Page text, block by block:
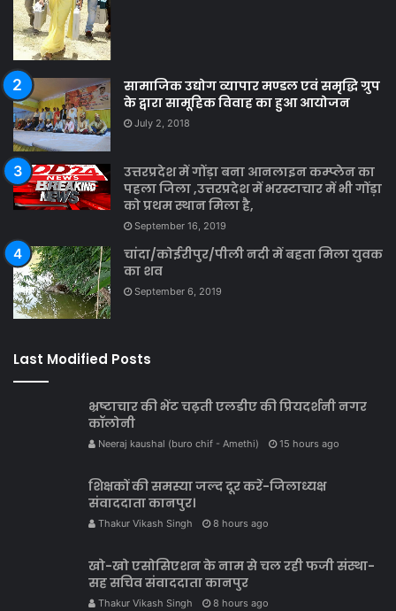
सामाजिक उद्योग व्यापार मण्डल एवं समृद्धि ग्रुप
के द्वारा सामूहिक विवाह का हुआ आयोजन
July 2, 2018
उत्तरप्रदेश में गोंड़ा बना आनलाइन कम्प्लेन का
पहला जिला ,उत्तरप्रदेश में भरस्टाचार में भी गोंड़ा
को प्रथम स्थान मिला है,
September 16, 2019
चांदा/कोईरीपुर/पीली नदी में बहता मिला युवक
का शव
September 6, 2019
Last Modified Posts
भ्रष्टाचार की भेंट चढ़ती एलडीए की प्रियदर्शनी नगर
कॉलोनी
Neeraj kaushal (buro chif - Amethi) 15 hours ago
शिक्षकों की समस्या जल्द दूर करें-जिलाध्यक्ष
संवाददाता कानपुर।
Thakur Vikash Singh 8 hours ago
खो-खो एसोसिएशन के नाम से चल रही फजी संस्था-
सह सचिव संवाददाता कानपुर
Thakur Vikash Singh 8 hours ago